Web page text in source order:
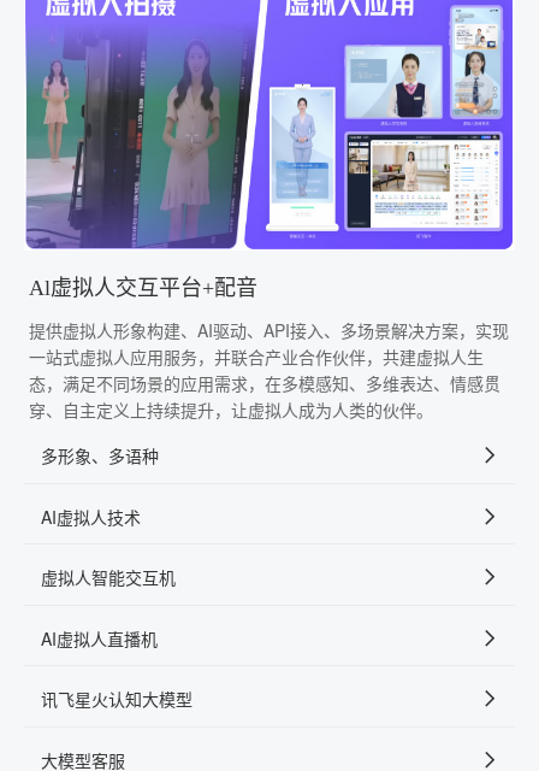
Al虚拟人交互平台+配音
提供虚拟人形象构建、AI驱动、API接入、多场景解决方案，实现
一站式虚拟人应用服务，并联合产业合作伙伴，共建虚拟人生
态，满足不同场景的应用需求，在多模感知、多维表达、情感贯
穿、自主定义上持续提升，让虚拟人成为人类的伙伴。
多形象、多语种
AI虚拟人技术
虚拟人智能交互机
AI虚拟人直播机
讯飞星火认知大模型
大模型客服